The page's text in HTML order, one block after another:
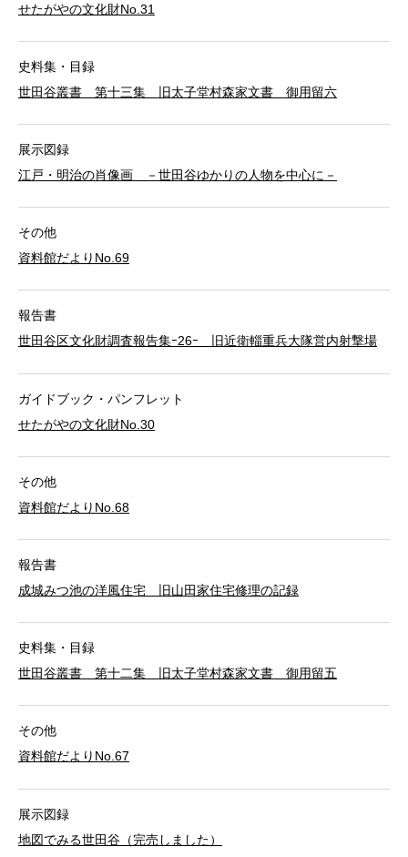
せたがやの文化財No.31
史料集・目録
世田谷叢書 第十三集 旧太子堂村森家文書 御用留六
展示図録
江戸・明治の肖像画 －世田谷ゆかりの人物を中心に－
その他
資料館だよりNo.69
報告書
世田谷区文化財調査報告集ｰ26ｰ 旧近衛輜重兵大隊営内射撃場
ガイドブック・パンフレット
せたがやの文化財No.30
その他
資料館だよりNo.68
報告書
成城みつ池の洋風住宅 旧山田家住宅修理の記録
史料集・目録
世田谷叢書 第十二集 旧太子堂村森家文書 御用留五
その他
資料館だよりNo.67
展示図録
地図でみる世田谷（完売しました）